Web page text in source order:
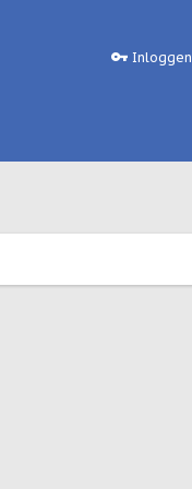
Inloggen